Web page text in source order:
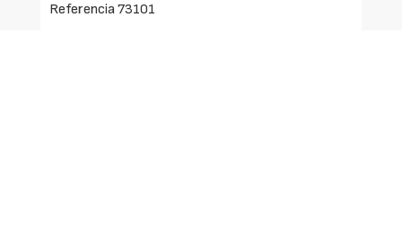
Referencia 73101